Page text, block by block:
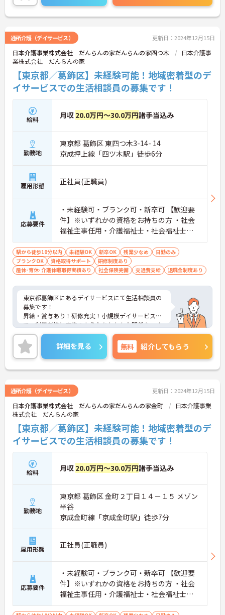
めるます。複数の店舗を経営しているノウハウを生
かした研修制度も自身の成長に繋がります。自立支
る職場も魅力の1つです。
ご興味のある方はお気軽にお問い合わせ下さいま
せ。
通所介護（デイサービス） 更新日：2024年12月15日
日本介護事業株式会社 だんらんの家だんらんの家四つ木
日本介護事
業株式会社 だんらんの家
【東京都／葛飾区】未経験可能！地域密着型のデ
イサービスでの生活相談員の募集です！
給料 月収 20.0万円～30.0万円諸手当込み
勤務地
東京都 葛飾区 東四つ木3-14- 14
京成押上線「四ツ木駅」徒歩6分
雇用形態 正社員(正職員)
応募要件
・未経験可・ブランク可・新卒可 【歓迎要
件】※いずれかの資格をお持ちの方 ・社会
福祉主事任用・介護福祉士・社会福祉士・
普通自動車免許
駅から徒歩10分以内 未経験OK 新卒OK 残業少なめ
日勤のみ
ブランクOK
資格取得サポート
研修制度あり
産休･育休･介護休暇取得実績あり
社会保険完備 交通費支給 退職金制度あり
東京都葛飾区にあるデイサービスにて生活相談員の
募集です！
昇給・賞与あり！研修充実！小規模デイサービス
で、利用者様と家族のようなあたたかな関係をつく
っていきませんか？
昇給や賞与、季節の休暇など、長く安定して働きや
すい環境を整えています。また、利用者様の負担の
軽減やスタッフの意欲向上のため研修制度に力を入
れていますので、未経験の方、資格をお持ちでない
の方には生活相談員や管理者など、それぞれに合っ
たお仕事をご用意しています。
詳細が気になられる方は、お気軽にお問い合わせ下
さい。
詳細を見る 無料 紹介してもらう
通所介護（デイサービス） 更新日：2024年12月15日
日本介護事業株式会社 だんらんの家だんらんの家金町
日本介護事業
株式会社 だんらんの家
【東京都／葛飾区】未経験可能！地域密着型のデ
イサービスでの生活相談員の募集です！
給料 月収 20.0万円～30.0万円諸手当込み
勤務地
東京都 葛飾区 金町２丁目１４－１５ メゾン
半谷
京成金町線「京成金町駅」徒歩7分
雇用形態 正社員(正職員)
応募要件
・未経験可・ブランク可・新卒可 【歓迎要
件】※いずれかの資格をお持ちの方 ・社会
福祉主事任用・介護福祉士・社会福祉士・
普通自動車免許